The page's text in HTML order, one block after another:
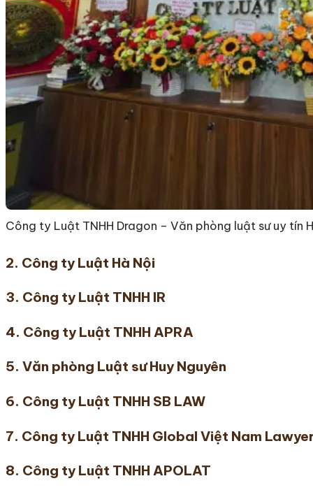
Công ty Luật TNHH Dragon – Văn phòng luật sư uy tín
2. Công ty Luật Hà Nội
3. Công ty Luật TNHH IR
4. Công ty Luật TNHH APRA
5. Văn phòng Luật sư Huy Nguyên
6. Công ty Luật TNHH SB LAW
7. Công ty Luật TNHH Global Việt Nam
8. Công ty Luật TNHH APOLAT